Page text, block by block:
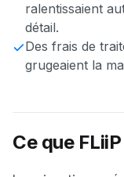
ralentissaient
détail.
Des frais de
grugeaient la
Ce que